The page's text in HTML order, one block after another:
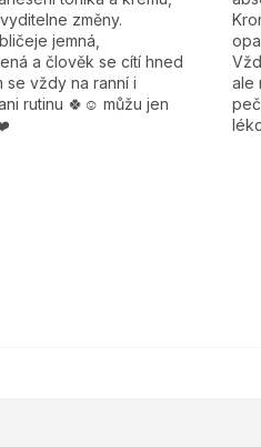
změny.
jemná,
a člověk se cítí hned
se vždy na ranní i
rutinu 🍀☺️ můžu jen
ale